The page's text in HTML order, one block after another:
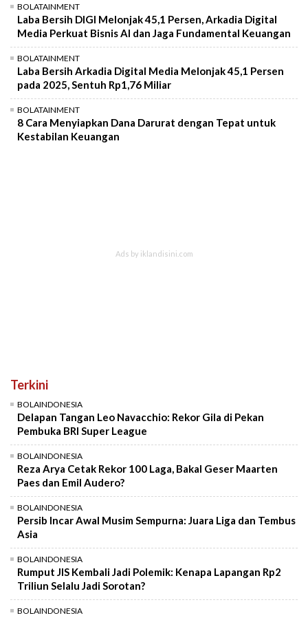
BOLATAINMENT
Laba Bersih DIGI Melonjak 45,1 Persen, Arkadia Digital
Media Perkuat Bisnis AI dan Jaga Fundamental Keuangan
BOLATAINMENT
Laba Bersih Arkadia Digital Media Melonjak 45,1 Persen
pada 2025, Sentuh Rp1,76 Miliar
BOLATAINMENT
8 Cara Menyiapkan Dana Darurat dengan Tepat untuk
Kestabilan Keuangan
Terkini
BOLAINDONESIA
Delapan Tangan Leo Navacchio: Rekor Gila di Pekan
Pembuka BRI Super League
BOLAINDONESIA
Reza Arya Cetak Rekor 100 Laga, Bakal Geser Maarten
Paes dan Emil Audero?
BOLAINDONESIA
Persib Incar Awal Musim Sempurna: Juara Liga dan Tembus
Asia
BOLAINDONESIA
Rumput JIS Kembali Jadi Polemik: Kenapa Lapangan Rp2
Triliun Selalu Jadi Sorotan?
BOLAINDONESIA